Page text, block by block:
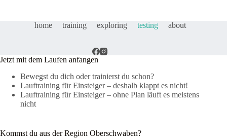
home training exploring testing about
Jetzt mit dem Laufen anfangen
Bewegst du dich oder trainierst du schon?
Lauftraining für Einsteiger – deshalb klappt es nicht!
Lauftraining für Einsteiger – ohne Plan läuft es meistens
nicht
Kommst du aus der Region Oberschwaben?